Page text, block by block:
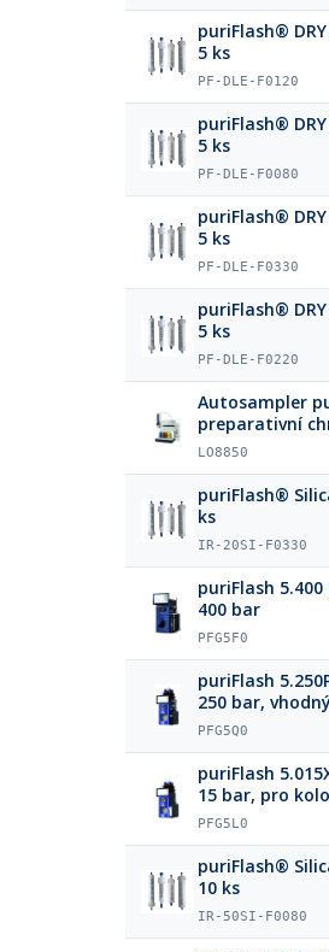
puriFlash®
5 ks
PF-DLE-F0120
puriFlash®
5 ks
PF-DLE-F0080
puriFlash®
5 ks
PF-DLE-F0330
puriFlash®
5 ks
PF-DLE-F0220
Autosampler
preparativní
LO8850
puriFlash®
ks
IR-20SI-F0330
puriFlash
400 bar
PFG5F0
puriFlash
250 bar,
PFG5Q0
puriFlash
15 bar, pro
PFG5L0
puriFlash®
10 ks
IR-50SI-F0080